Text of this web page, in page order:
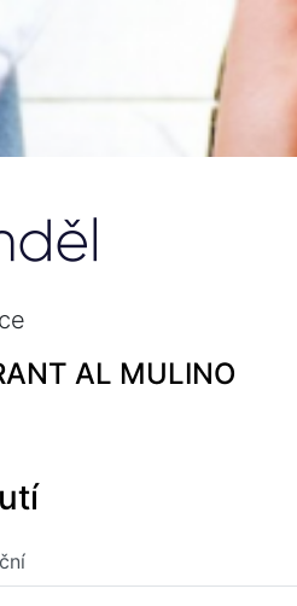
AL MULINO